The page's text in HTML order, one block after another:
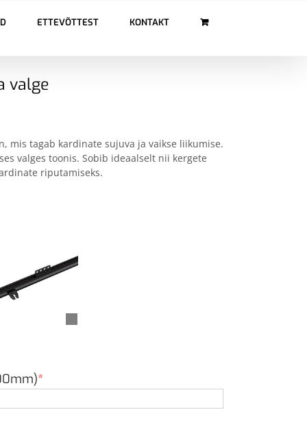
ETTEVÕTTEST KONTAKT
valge
mis tagab kardinate sujuva ja vaikse liikumise.
valges toonis. Sobib ideaalselt nii kergete
riputamiseks.
*